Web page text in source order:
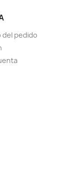
del pedido